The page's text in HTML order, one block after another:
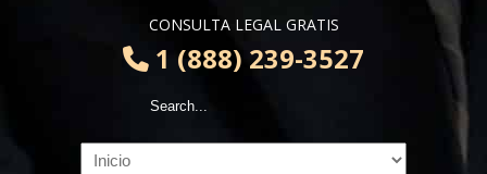
CONSULTA LEGAL GRATIS
1 (888) 239-3527
Navigation